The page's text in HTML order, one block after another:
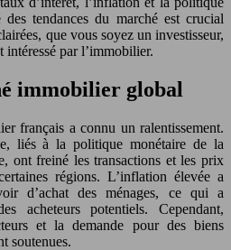
tendances du marché est crucial
que vous soyez un investisseur,
par l’immobilier.
immobilier global
français a connu un ralentissement.
liés à la politique monétaire de la
ont freiné les transactions et les prix
régions. L’inflation élevée a
d’achat des ménages, ce qui a
acheteurs potentiels. Cependant,
et la demande pour des biens
soutenues.